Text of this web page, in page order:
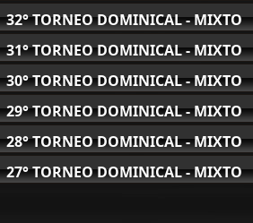
32° TORNEO DOMINICAL - MIXTO
31° TORNEO DOMINICAL - MIXTO
30° TORNEO DOMINICAL - MIXTO
29° TORNEO DOMINICAL - MIXTO
28° TORNEO DOMINICAL - MIXTO
27° TORNEO DOMINICAL - MIXTO